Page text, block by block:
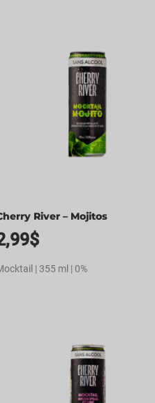
River – Mojitos
$
| 355 ml | 0%